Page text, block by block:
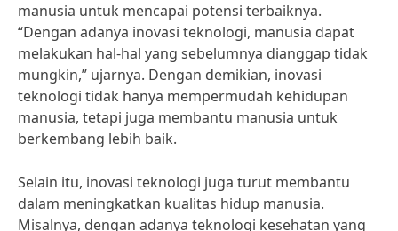
manusia untuk mencapai potensi terbaiknya.
“Dengan adanya inovasi teknologi, manusia dapat
melakukan hal-hal yang sebelumnya dianggap tidak
mungkin,” ujarnya. Dengan demikian, inovasi
teknologi tidak hanya mempermudah kehidupan
manusia, tetapi juga membantu manusia untuk
berkembang lebih baik.
Selain itu, inovasi teknologi juga turut membantu
dalam meningkatkan kualitas hidup manusia.
Misalnya, dengan adanya teknologi kesehatan yang